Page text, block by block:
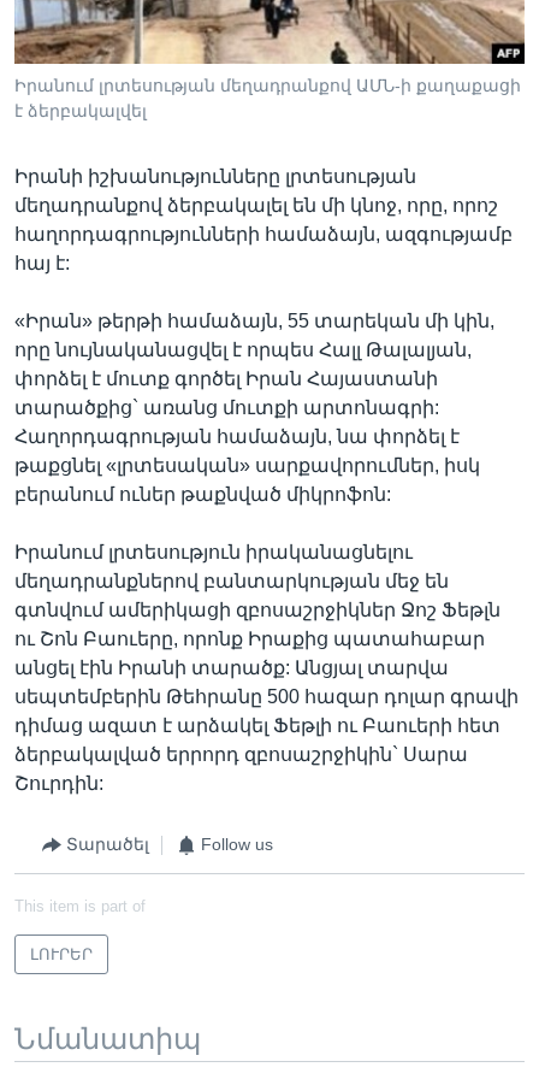
Լեզուներ
Իրանում լրտեսության մեղադրանքով ԱՄՆ-ի քաղաքացի
է ձերբակալվել
Իրանի իշխանությունները լրտեսության
մեղադրանքով ձերբակալել են մի կնոջ, որը, որոշ
հաղորդագրությունների համաձայն, ազգությամբ
հայ է:
«Իրան» թերթի համաձայն, 55 տարեկան մի կին,
որը նույնականացվել է որպես Հալլ Թալալյան,
փորձել է մուտք գործել Իրան Հայաստանի
տարածքից` առանց մուտքի արտոնագրի:
Հաղորդագրության համաձայն, նա փորձել է
թաքցնել «լրտեսական» սարքավորումներ, իսկ
բերանում ուներ թաքնված միկրոֆոն:
Իրանում լրտեսություն իրականացնելու
մեղադրանքներով բանտարկության մեջ են
գտնվում ամերիկացի զբոսաշրջիկներ Ջոշ Ֆեթլն
ու Շոն Բաուերը, որոնք Իրաքից պատահաբար
անցել էին Իրանի տարածք: Անցյալ տարվա
սեպտեմբերին Թեհրանը 500 հազար դոլար գրավի
դիմաց ազատ է արձակել Ֆեթլի ու Բաուերի հետ
ձերբակալված երրորդ զբոսաշրջիկին` Սարա
Շուրդին:
Տարածել Follow us
This item is part of
ԼՈՒՐԵՐ
Նմանատիպ